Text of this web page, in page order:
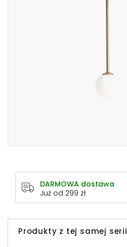
DARMOWA dostawa
Już od 299 zł
Produkty z tej samej serii